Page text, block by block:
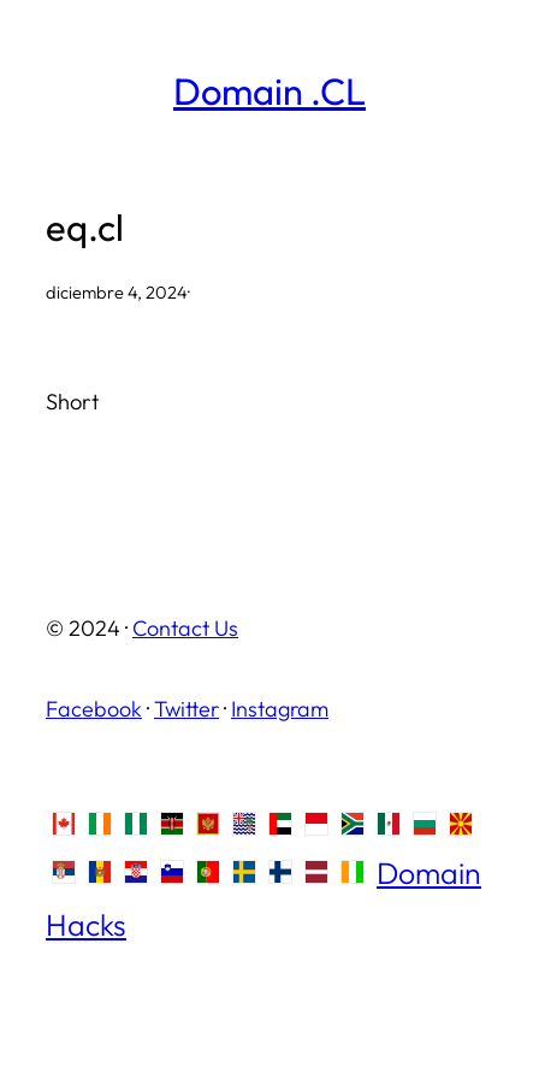
Domain .CL
eq.cl
diciembre 4, 2024·
Short
© 2024 · Contact Us
Facebook ·Twitter· Instagram
Domain
Hacks